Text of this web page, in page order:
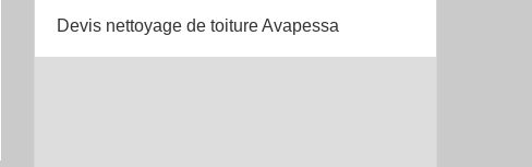
Devis nettoyage de toiture Avapessa